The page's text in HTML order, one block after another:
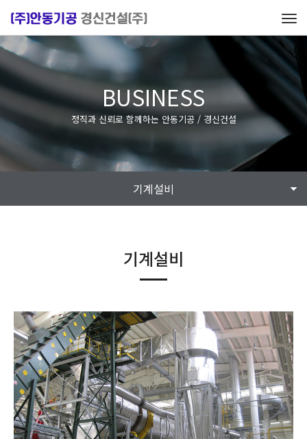
BUSINESS
정직과 신뢰로 함께하는 안동기공 / 경신건설
기계설비
기계설비